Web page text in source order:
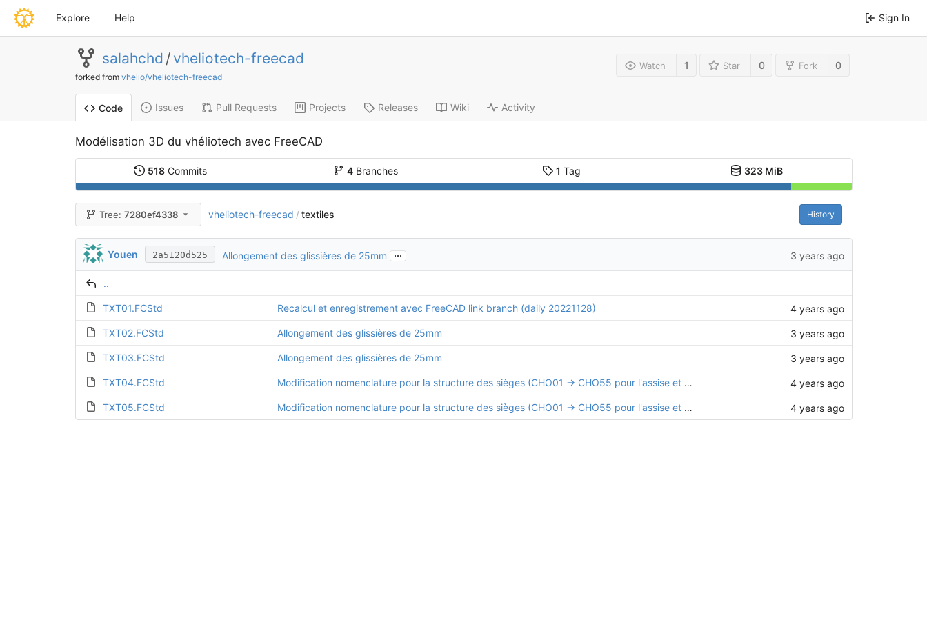
Explore Help Sign In
salahchd / vheliotech-freecad
forked from vhelio/vheliotech-freecad
Watch 1 Star 0 Fork 0
Code Issues Pull Requests Projects Releases Wiki Activity
Modélisation 3D du vhéliotech avec FreeCAD
518 Commits 4 Branches 1 Tag 323 MiB
Tree:7280ef4338 vheliotech-freecad / textiles History
Youen 2a5120d525 Allongement des glissières de 25mm ... 3 years ago
..
TXT01.FCStd Recalcul et enregistrement avec FreeCAD link branch (daily 20221128) 4 years ago
TXT02.FCStd Allongement des glissières de 25mm 3 years ago
TXT03.FCStd Allongement des glissières de 25mm 3 years ago
TXT04.FCStd Modification nomenclature pour la structure des sièges (CHO01 -> CHO55 pour l'assise et CHO56 pour le dossier) 4 years ago
TXT05.FCStd Modification nomenclature pour la structure des sièges (CHO01 -> CHO55 pour l'assise et CHO56 pour le dossier) 4 years ago